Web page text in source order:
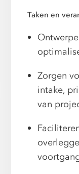
Taken en
Zorgen
intake,
van